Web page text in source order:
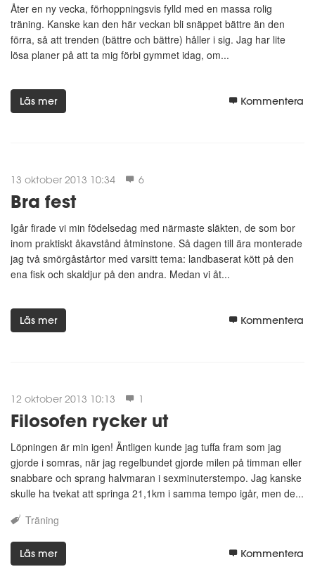
Åter en ny vecka, förhoppningsvis fylld med en massa rolig
träning. Kanske kan den här veckan bli snäppet bättre än den
förra, så att trenden (bättre och bättre) håller i sig. Jag har lite
lösa planer på att ta mig förbi gymmet idag, om...
Läs mer Kommentera
13 oktober 2013 10:34 6
Bra fest
Igår firade vi min födelsedag med närmaste släkten, de som bor
inom praktiskt åkavstånd åtminstone. Så dagen till ära monterade
jag två smörgåstårtor med varsitt tema: landbaserat kött på den
ena fisk och skaldjur på den andra. Medan vi åt...
Läs mer Kommentera
12 oktober 2013 10:13 1
Filosofen rycker ut
Löpningen är min igen! Äntligen kunde jag tuffa fram som jag
gjorde i somras, när jag regelbundet gjorde milen på timman eller
snabbare och sprang halvmaran i sexminuterstempo. Jag kanske
skulle ha tvekat att springa 21,1km i samma tempo igår, men de...
Träning
Läs mer Kommentera